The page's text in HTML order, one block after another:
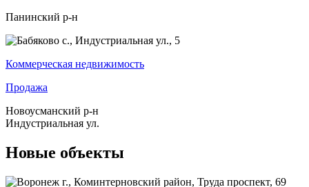
Панинский р-н
Коммерческая недвижимость
Продажа
Новоусманский р-н
Индустриальная ул.
Новые объекты